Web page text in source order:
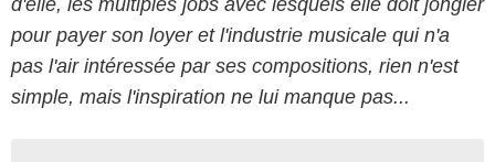
d'elle, les multiples jobs avec lesquels elle doit jongler
pour payer son loyer et l'industrie musicale qui n'a
pas l'air intéressée par ses compositions, rien n'est
simple, mais l'inspiration ne lui manque pas...